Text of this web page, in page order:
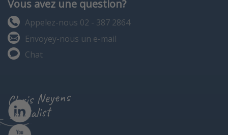
Vous avez une question?
Appelez-nous 02 - 387 2864
Envoyey-nous un e-mail
Chat
Chris Neyens
specialist